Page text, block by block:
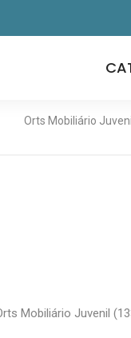
Orts Mobiliário